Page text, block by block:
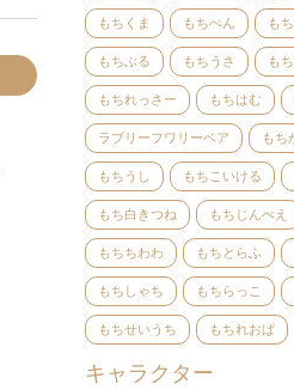
もちくま もちぺん も
もちぶる もちうさ も
もちれっさー もちはむ
ラブリーフワリーベア もち
もちうし もちこいける
もち白きつね もちじんべえ
もちちわわ もちとらふ
もちしゃち もちらっこ
もちせいうち もちれおぱ
キャラクター